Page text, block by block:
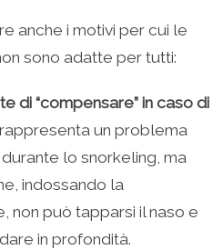
anche i motivi per cui le
sono adatte per tutti:
di “compensare” in caso di
un problema
lo snorkeling, ma
indossando la
non può tapparsi il naso e
in profondità.